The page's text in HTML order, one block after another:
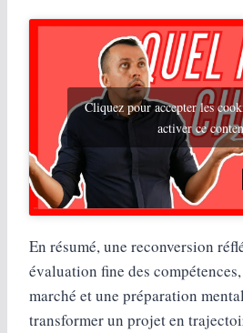
Cliquez pour accepter les
activer ce
En résumé, une reconversion
évaluation fine des
marché et une préparation
transformer un projet en